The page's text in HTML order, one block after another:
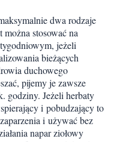
dwa rodzaje
stosować na
jeżeli
bieżących
duchowego
pijemy je zawsze
godziny. Jeżeli herbaty
i pobudzający to
i używać bez
napar ziołowy